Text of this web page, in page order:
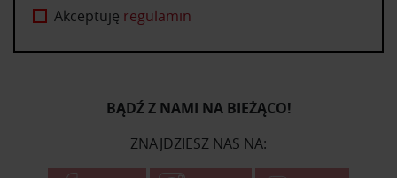
Akceptuję regulamin
BĄDŹ Z NAMI NA BIEŻĄCO!
ZNAJDZIESZ NAS NA: